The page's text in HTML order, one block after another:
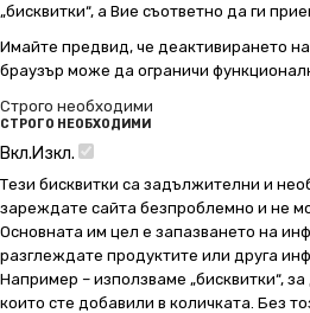
„бисквитки“, а Вие съответно да ги
Имайте предвид, че деактивирането на
браузър може да ограничи
Строго необходими
СТРОГО НЕОБХОДИМИ
Вкл.Изкл.
Тези бисквитки са задължителни и
зареждате сайта безпроблемно и не
Основната им цел е запазването на
разглеждате продуктите или друга
Например – използваме „бисквитки“,
които сте добавили в количката. Без